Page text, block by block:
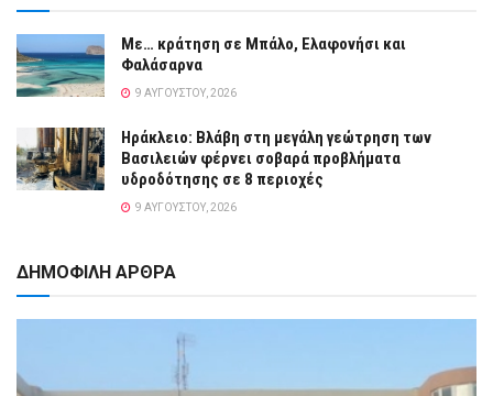
Με… κράτηση σε Μπάλο, Ελαφονήσι και
Φαλάσαρνα
9 ΑΥΓΟΎΣΤΟΥ, 2026
Ηράκλειο: Βλάβη στη μεγάλη γεώτρηση των
Βασιλειών φέρνει σοβαρά προβλήματα
υδροδότησης σε 8 περιοχές
9 ΑΥΓΟΎΣΤΟΥ, 2026
ΔΗΜΟΦΙΛΗ ΑΡΘΡΑ